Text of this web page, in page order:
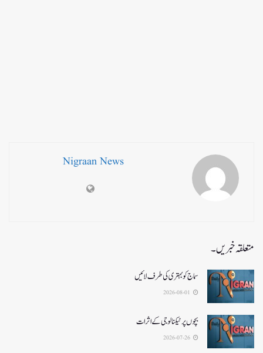
Nigraan News
متعلقہ خبریں۔
سماج کو بہتری کی طرف لائیں
بچوں پر ٹیکنالوجی کے اثرات